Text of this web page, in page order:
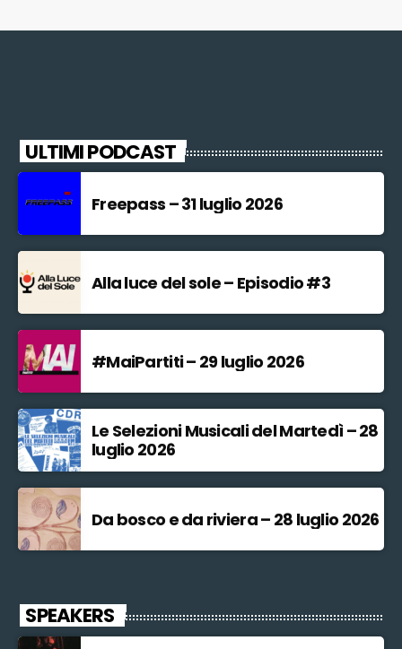
ULTIMI PODCAST
Freepass – 31 luglio 2026
Alla luce del sole – Episodio #3
#MaiPartiti – 29 luglio 2026
Le Selezioni Musicali del Martedì – 28
luglio 2026
Da bosco e da riviera – 28 luglio 2026
SPEAKERS